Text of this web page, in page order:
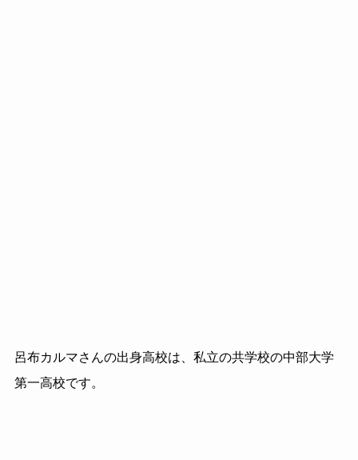
呂布カルマさんの出身高校は、私立の共学校の中部大学
第一高校です。